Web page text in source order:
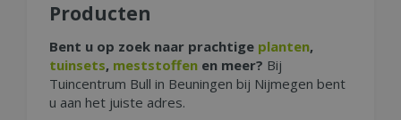
Producten
Bent u op zoek naar prachtige planten,
tuinsets, meststoffen en meer? Bij
Tuincentrum Bull in Beuningen bij Nijmegen bent
u aan het juiste adres.